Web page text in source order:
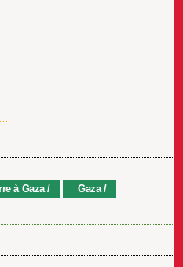
à Gaza
Gaza